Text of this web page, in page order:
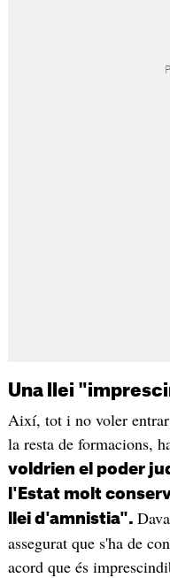
Una llei
Així, tot i no voler
la resta de formacions,
voldrien el poder
l'Estat molt
llei d'amnistia".
assegurat que s'ha de
acord que és